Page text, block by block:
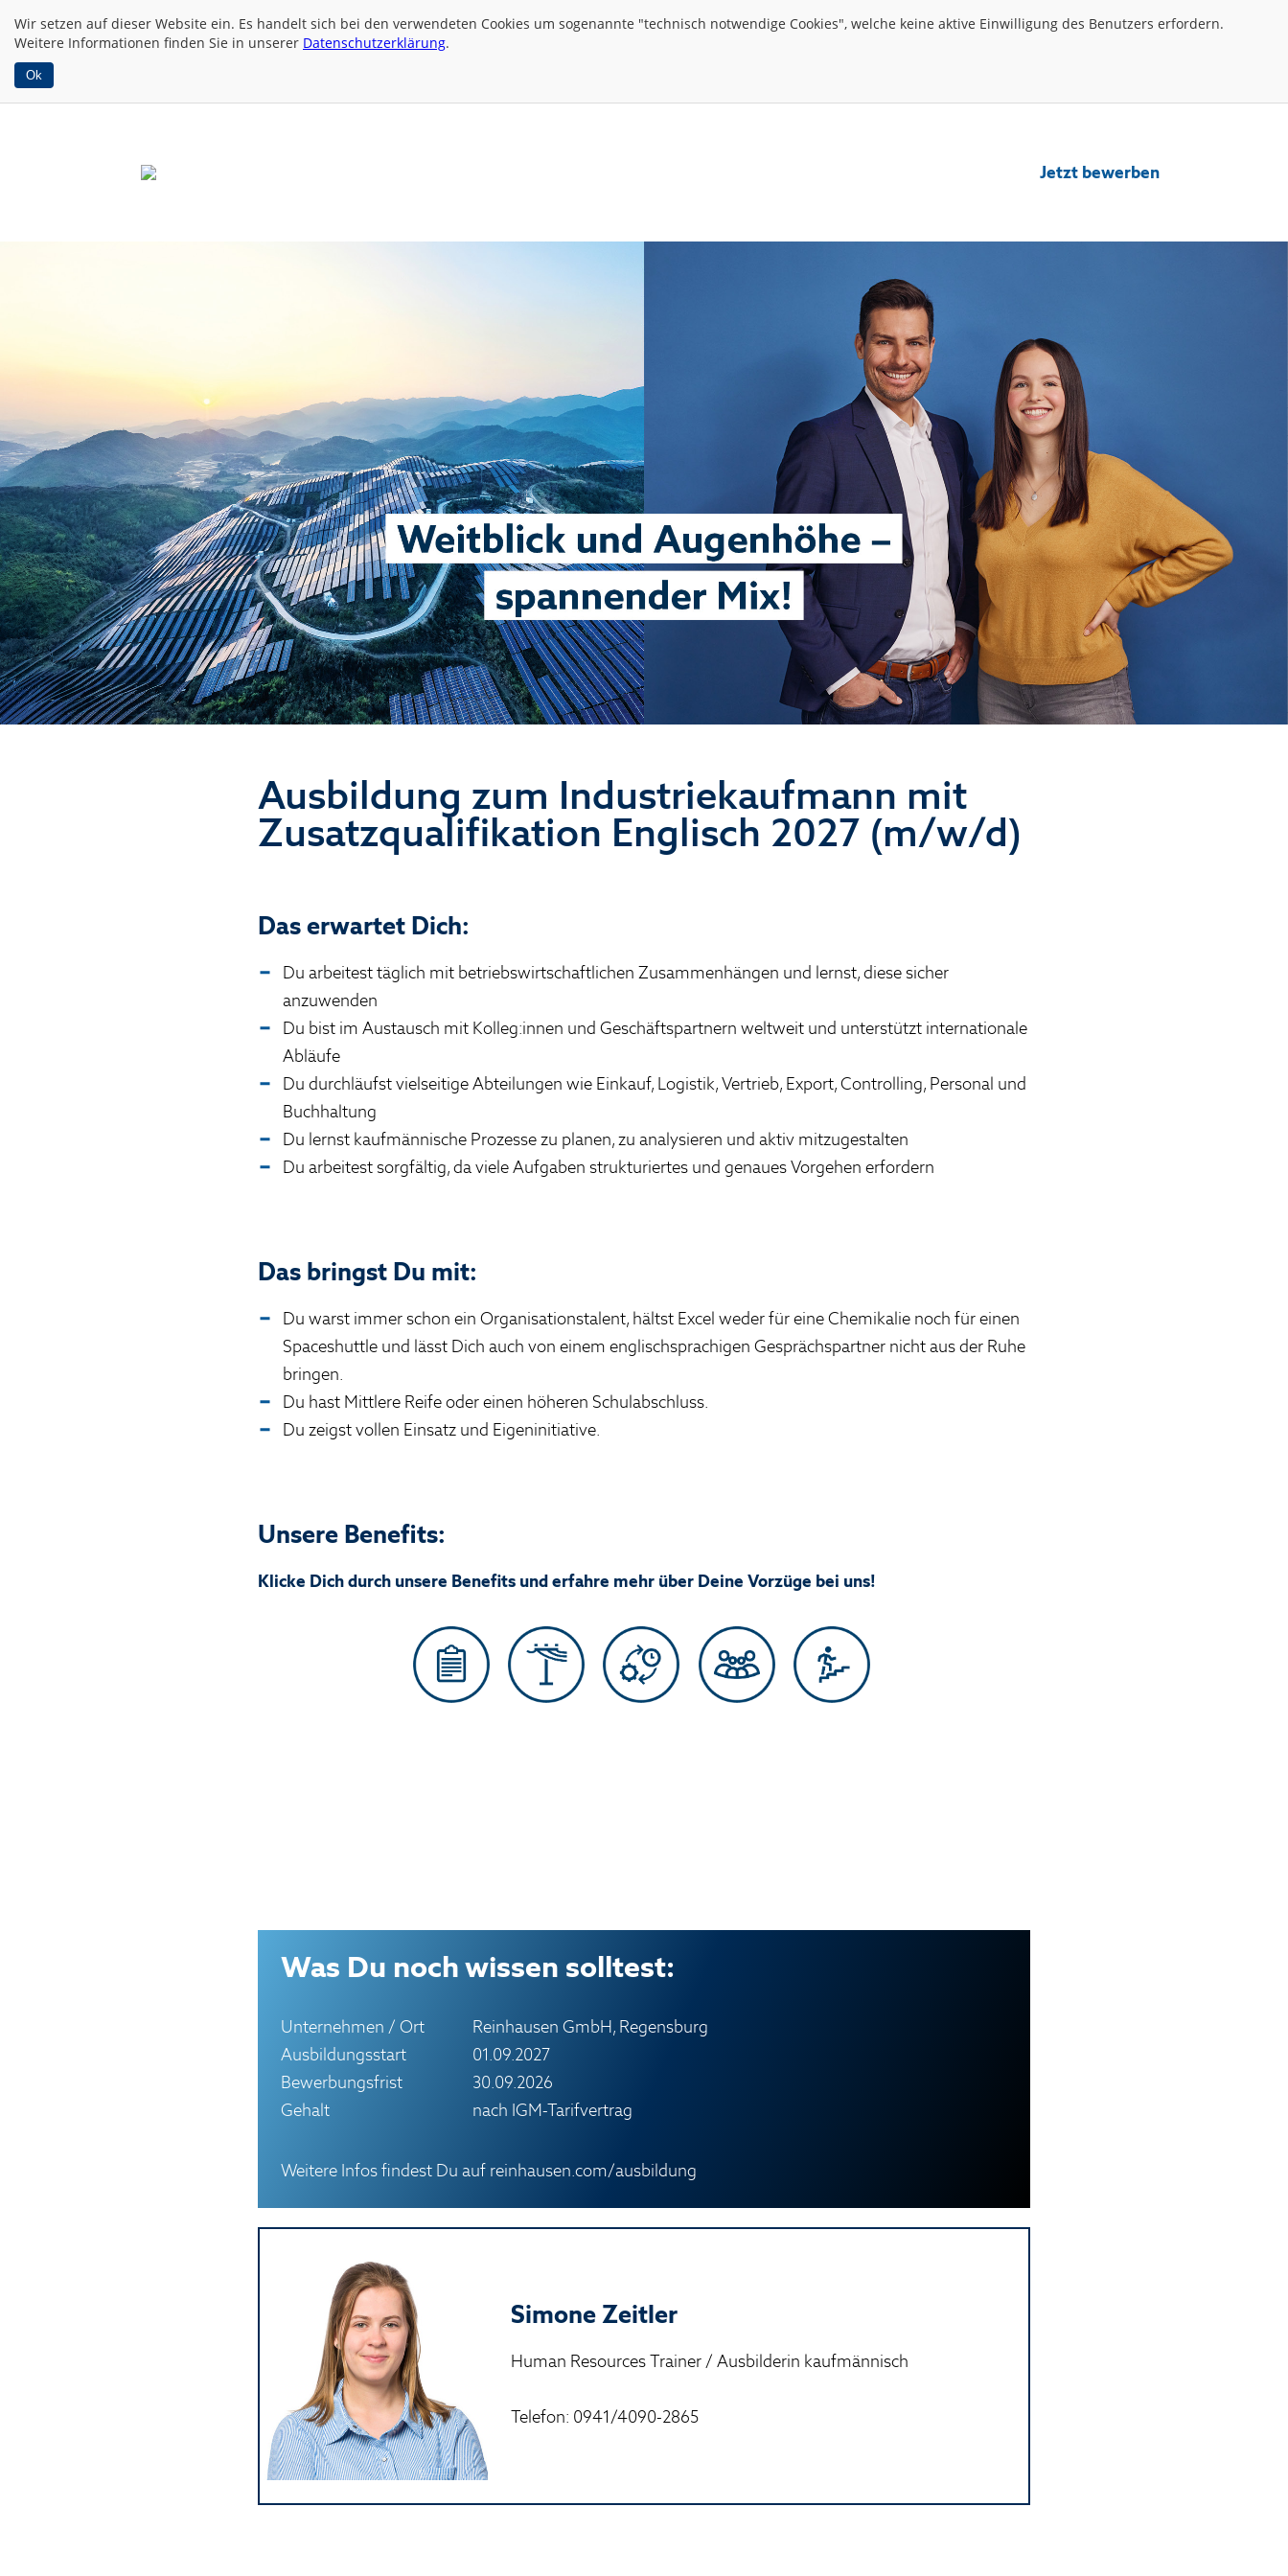
Wir setzen auf dieser Website ein. Es handelt sich bei den verwendeten Cookies um sogenannte "technisch notwendige Cookies", welche keine aktive Einwilligung des Benutzers erfordern.
Weitere Informationen finden Sie in unserer Datenschutzerklärung.
Ok
Jetzt bewerben
Ausbildung zum Industriekaufmann mit
Zusatzqualifikation Englisch 2027 (m/w/d)
Das erwartet Dich:
Du arbeitest täglich mit betriebswirtschaftlichen Zusammenhängen und lernst, diese sicher
anzuwenden
Du bist im Austausch mit Kolleg:innen und Geschäftspartnern weltweit und unterstützt internationale
Abläufe
Du durchläufst vielseitige Abteilungen wie Einkauf, Logistik, Vertrieb, Export, Controlling, Personal und
Buchhaltung
Du lernst kaufmännische Prozesse zu planen, zu analysieren und aktiv mitzugestalten
Du arbeitest sorgfältig, da viele Aufgaben strukturiertes und genaues Vorgehen erfordern
Das bringst Du mit:
Du warst immer schon ein Organisationstalent, hältst Excel weder für eine Chemikalie noch für einen
Spaceshuttle und lässt Dich auch von einem englischsprachigen Gesprächspartner nicht aus der Ruhe
bringen.
Du hast Mittlere Reife oder einen höheren Schulabschluss.
Du zeigst vollen Einsatz und Eigeninitiative.
Unsere Benefits:
Klicke Dich durch unsere Benefits und erfahre mehr über Deine Vorzüge bei uns!
Was Du noch wissen solltest:
Unternehmen / Ort
Reinhausen GmbH, Regensburg
Ausbildungsstart
01.09.2027
Bewerbungsfrist
30.09.2026
Gehalt
nach IGM-Tarifvertrag
Weitere Infos findest Du auf reinhausen.com/ausbildung
Simone Zeitler
Human Resources Trainer / Ausbilderin kaufmännisch
Telefon: 0941/4090-2865